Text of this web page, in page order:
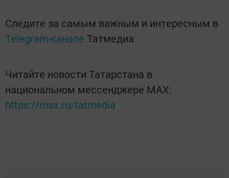
Следите за самым важным и интересным в
Telegram-канале Татмедиа
Читайте новости Татарстана в
национальном мессенджере MАХ:
https://max.ru/tatmedia